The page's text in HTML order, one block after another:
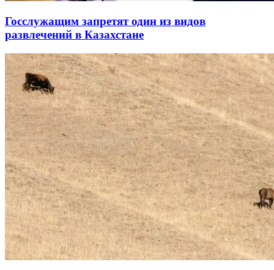
Госслужащим запретят один из видов
развлечений в Казахстане